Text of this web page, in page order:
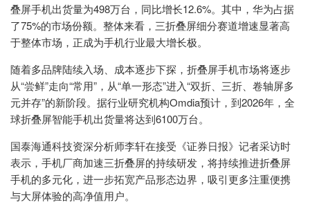
叠屏手机出货量为498万台，同比增长12.6%。其中，华为占据
了75%的市场份额。整体来看，三折叠屏细分赛道增速显著高
于整体市场，正成为手机行业最大增长极。
随着多品牌陆续入场、成本逐步下探，折叠屏手机市场将逐步
从“尝鲜”走向“常用”，从“单一形态”进入“双折、三折、卷轴屏多
元并存”的新阶段。据行业研究机构Omdia预计，到2026年，全
球折叠屏智能手机出货量将达到6100万台。
国泰海通科技资深分析师李轩在接受《证券日报》记者采访时
表示，手机厂商加速三折叠屏的持续研发，将持续推进折叠屏
手机的多元化，进一步拓宽产品形态边界，吸引更多注重便携
与大屏体验的高净值用户。